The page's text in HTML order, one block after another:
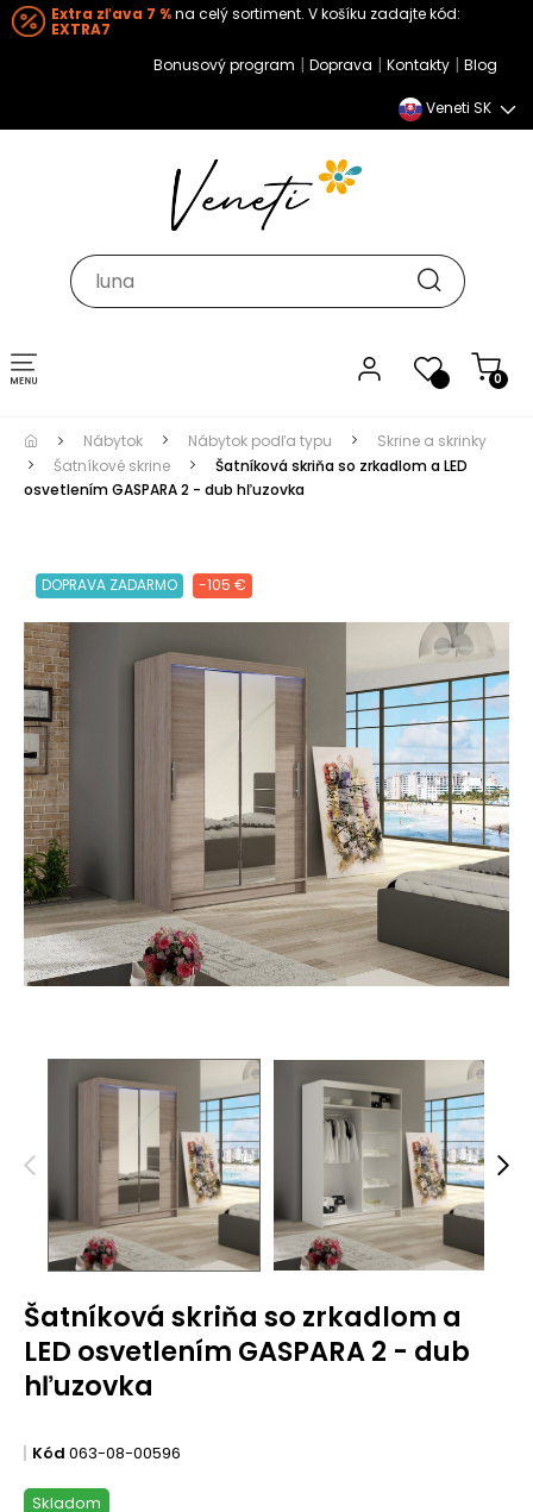
Extra zľava 7 %na celý sortiment. V košíku zadajte kód:
EXTRA7
Bonusový program | Doprava | Kontakty | Blog
Veneti SK
0
Toggle navigation
Nábytok Nábytok podľa typu
Skrine a skrinky
Šatníkové skrine
Šatníková skriňa so zrkadlom a LED
osvetlením GASPARA 2 - dub hľuzovka
DOPRAVA ZADARMO -105 €
Šatníková skriňa so zrkadlom a
LED osvetlením GASPARA 2 - dub
hľuzovka
Kód 063-08-00596
Skladom